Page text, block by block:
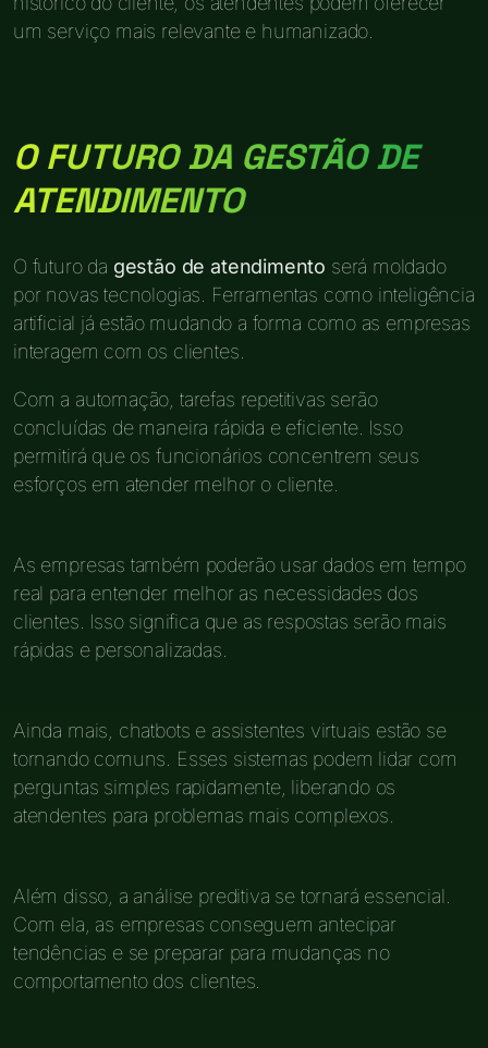
um serviço mais relevante e humanizado.
O FUTURO DA GESTÃO DE
ATENDIMENTO
O futuro da gestão de atendimento será moldado
por novas tecnologias. Ferramentas como inteligência
artificial já estão mudando a forma como as empresas
interagem com os clientes.
Com a automação, tarefas repetitivas serão
concluídas de maneira rápida e eficiente. Isso
permitirá que os funcionários concentrem seus
esforços em atender melhor o cliente.
As empresas também poderão usar dados em tempo
real para entender melhor as necessidades dos
clientes. Isso significa que as respostas serão mais
rápidas e personalizadas.
Ainda mais, chatbots e assistentes virtuais estão se
tornando comuns. Esses sistemas podem lidar com
perguntas simples rapidamente, liberando os
atendentes para problemas mais complexos.
Além disso, a análise preditiva se tornará essencial.
Com ela, as empresas conseguem antecipar
tendências e se preparar para mudanças no
comportamento dos clientes.